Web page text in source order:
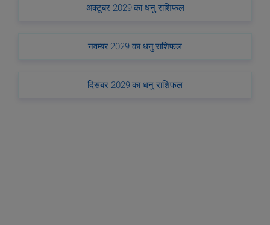
अक्टूबर 2029 का धनु राशिफल
नवम्बर 2029 का धनु राशिफल
दिसंबर 2029 का धनु राशिफल